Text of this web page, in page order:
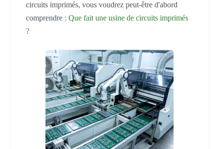
circuits imprimés, vous voudrez peut-être d'abord
comprendre : Que fait une usine de circuits imprimés
?